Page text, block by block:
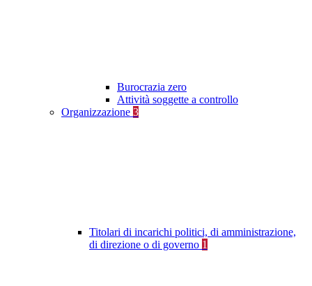
Burocrazia zero
Attività soggette a controllo
Organizzazione 3
Titolari di incarichi politici, di amministrazione,
di direzione o di governo 1